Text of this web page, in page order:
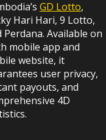
GD Lotto,
Hari Hari, 9 Lotto,
Perdana. Available on
mobile app and
website, it
user privacy,
payouts, and
4D